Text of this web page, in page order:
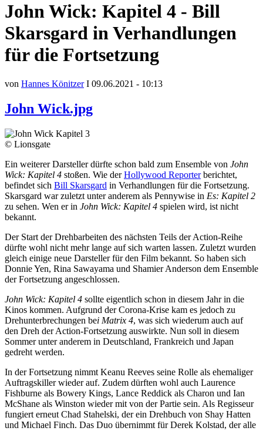
John Wick: Kapitel 4 - Bill
Skarsgard in Verhandlungen
für die Fortsetzung
von Hannes KönitzerI 09.06.2021 - 10:13
John Wick.jpg
© Lionsgate
Ein weiterer Darsteller dürfte schon bald zum Ensemble von John
Wick: Kapitel 4 stoßen. Wie derHollywood Reporterberichtet,
befindet sich Bill Skarsgard in Verhandlungen für die Fortsetzung.
Skarsgard war zuletzt unter anderem als Pennywise in Es: Kapitel 2
zu sehen. Wen er in John Wick: Kapitel 4 spielen wird, ist nicht
bekannt.
Der Start der Drehbarbeiten des nächsten Teils der Action-Reihe
dürfte wohl nicht mehr lange auf sich warten lassen. Zuletzt wurden
gleich einige neue Darsteller für den Film bekannt. So haben sich
Donnie Yen, Rina Sawayama und Shamier Anderson dem Ensemble
der Fortsetzung angeschlossen.
John Wick: Kapitel 4 sollte eigentlich schon in diesem Jahr in die
Kinos kommen. Aufgrund der Corona-Krise kam es jedoch zu
Drehunterbrechungen bei Matrix 4, was sich wiederum auch auf
den Dreh der Action-Fortsetzung auswirkte. Nun soll in diesem
Sommer unter anderem in Deutschland, Frankreich und Japan
gedreht werden.
In der Fortsetzung nimmt Keanu Reeves seine Rolle als ehemaliger
Auftragskiller wieder auf. Zudem dürften wohl auch Laurence
Fishburne als Bowery Kings, Lance Reddick als Charon und Ian
McShane als Winston wieder mit von der Partie sein. Als Regisseur
fungiert erneut Chad Stahelski, der ein Drehbuch von Shay Hatten
und Michael Finch. Das Duo übernimmt für Derek Kolstad, der alle